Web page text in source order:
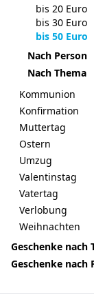
bis 20 Euro
bis 30 Euro
bis 50 Euro
Nach Person
Nach Thema
Kommunion
Konfirmation
Muttertag
Ostern
Umzug
Valentinstag
Vatertag
Verlobung
Weihnachten
Geschenke nach
Geschenke nach